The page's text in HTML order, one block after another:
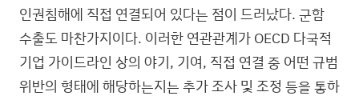
인권침해에 직접 연결되어 있다는 점이 드러났다. 군함
수출도 마찬가지이다. 이러한 연관관계가 OECD 다국적
기업 가이드라인 상의 야기, 기여, 직접 연결 중 어떤 규범
위반의 형태에 해당하는지는 추가 조사 및 조정 등을 통하